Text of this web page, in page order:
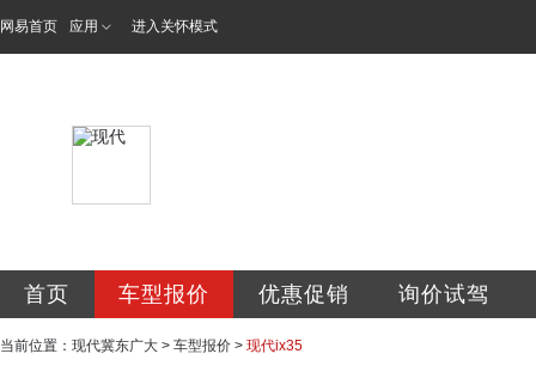
网易首页 应用 进入关怀模式
首页 车型报价 优惠促销 询价试驾
当前位置： 现代冀东广大 > 车型报价 > 现代ix35